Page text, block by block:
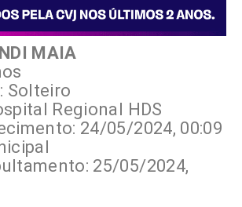
MAIA
Solteiro
Regional HDS
24/05/2024, 00:09
25/05/2024,